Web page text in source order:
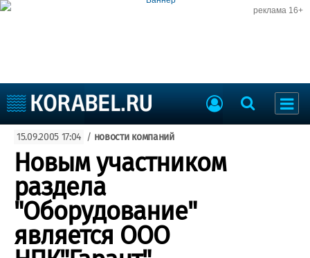
реклама 16+
Судоходство
Судоремонт
События
Порты
Рыболовство
ВМФ
Образование
Яхты и катера
Еще
15.09.2005 17:04 / новости компаний
Новым участником
раздела
"Оборудование"
является ООО